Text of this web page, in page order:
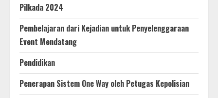
Pilkada 2024
Pembelajaran dari Kejadian untuk Penyelenggaraan
Event Mendatang
Pendidikan
Penerapan Sistem One Way oleh Petugas Kepolisian